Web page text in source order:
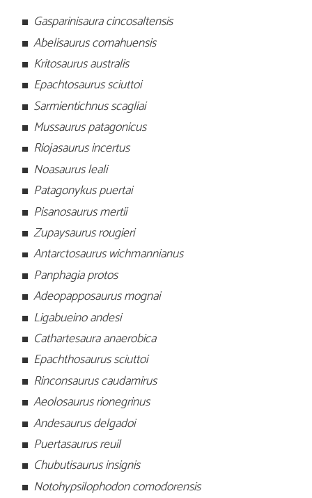
Gasparinisaura cincosaltensis
Abelisaurus comahuensis
Kritosaurus australis
Epachtosaurus sciuttoi
Sarmientichnus scagliai
Mussaurus patagonicus
Riojasaurus incertus
Noasaurus leali
Patagonykus puertai
Pisanosaurus mertii
Zupaysaurus rougieri
Antarctosaurus wichmannianus
Panphagia protos
Adeopapposaurus mognai
Ligabueino andesi
Cathartesaura anaerobica
Epachthosaurus sciuttoi
Rinconsaurus caudamirus
Aeolosaurus rionegrinus
Andesaurus delgadoi
Puertasaurus reuil
Chubutisaurus insignis
Notohypsilophodon comodorensis